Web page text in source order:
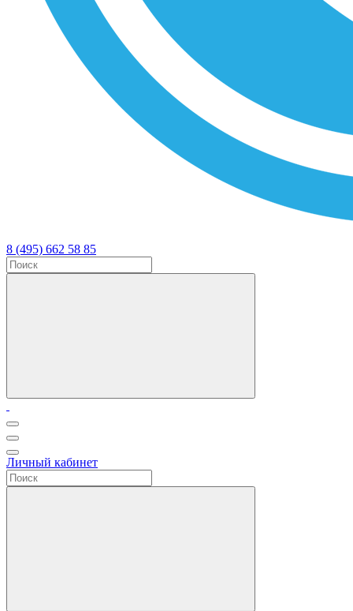
8 (495) 662 58 85
Личный кабинет